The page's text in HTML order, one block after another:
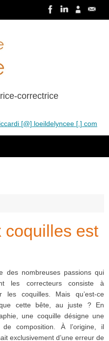
correctrice
[@] loeildelyncee [.] com
coquilles est
des nombreuses passions qui
les correcteurs consiste à
les coquilles. Mais qu’est-ce
cette bête, au juste ? En
une coquille désigne une
de composition. À l’origine, il
exclusivement d’une erreur de